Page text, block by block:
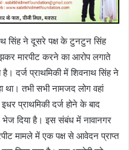
सिंह ने दूसरे पक्ष के टुनटुन सिंह
मारपीट करने का आरोप लगाते
है। दर्ज प्राथमिकी में शिवनाथ सिंह ने
था। तभी सभी नामजद लोग वहां
प्राथमिकी दर्ज होने के बाद
दिया है। इस संबंध में नावानगर
मामले में एक पक्ष से आवेदन प्राप्त